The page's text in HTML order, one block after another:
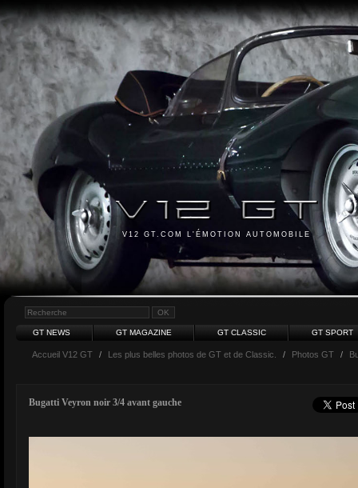
V12 GT.COM L'ÉMOTION AUTOMOBILE
GT NEWS GT MAGAZINE GT CLASSIC GT SPORT
Accueil V12 GT / Les plus belles photos de GT et de Classic. / Photos GT /
Bugatti Veyron noir 3/4 avant gauche